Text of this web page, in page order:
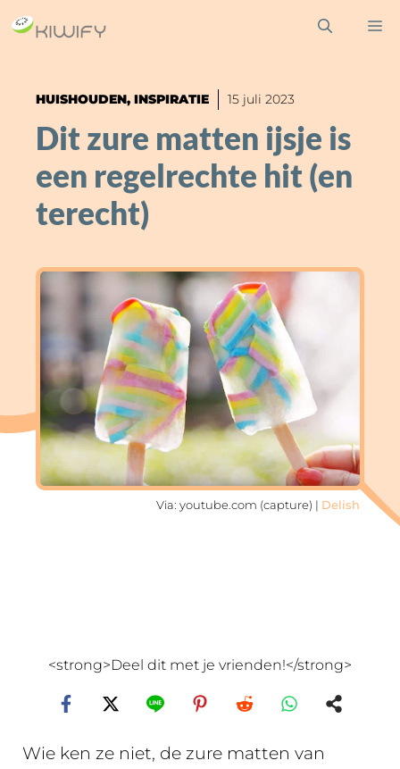
Ga
naar
inhoudHUISHOUDEN, INSPIRATIE 15 juli 2023
Dit zure matten ijsje is
een regelrechte hit (en
terecht)
Via: youtube.com (capture) | Delish
<strong>Deel dit met je vrienden!</strong>
Wie ken ze niet, de zure matten van